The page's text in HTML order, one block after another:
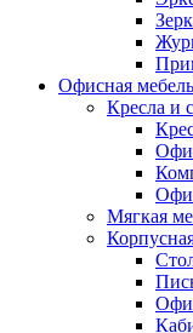
Офисная мебель
Кресла и
Мягкая